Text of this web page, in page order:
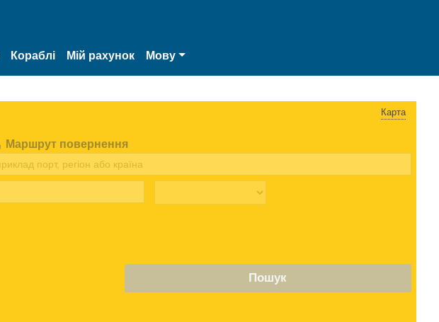
Кораблі Мій рахунок Мову
Карта
Маршрут повернення
Пошук